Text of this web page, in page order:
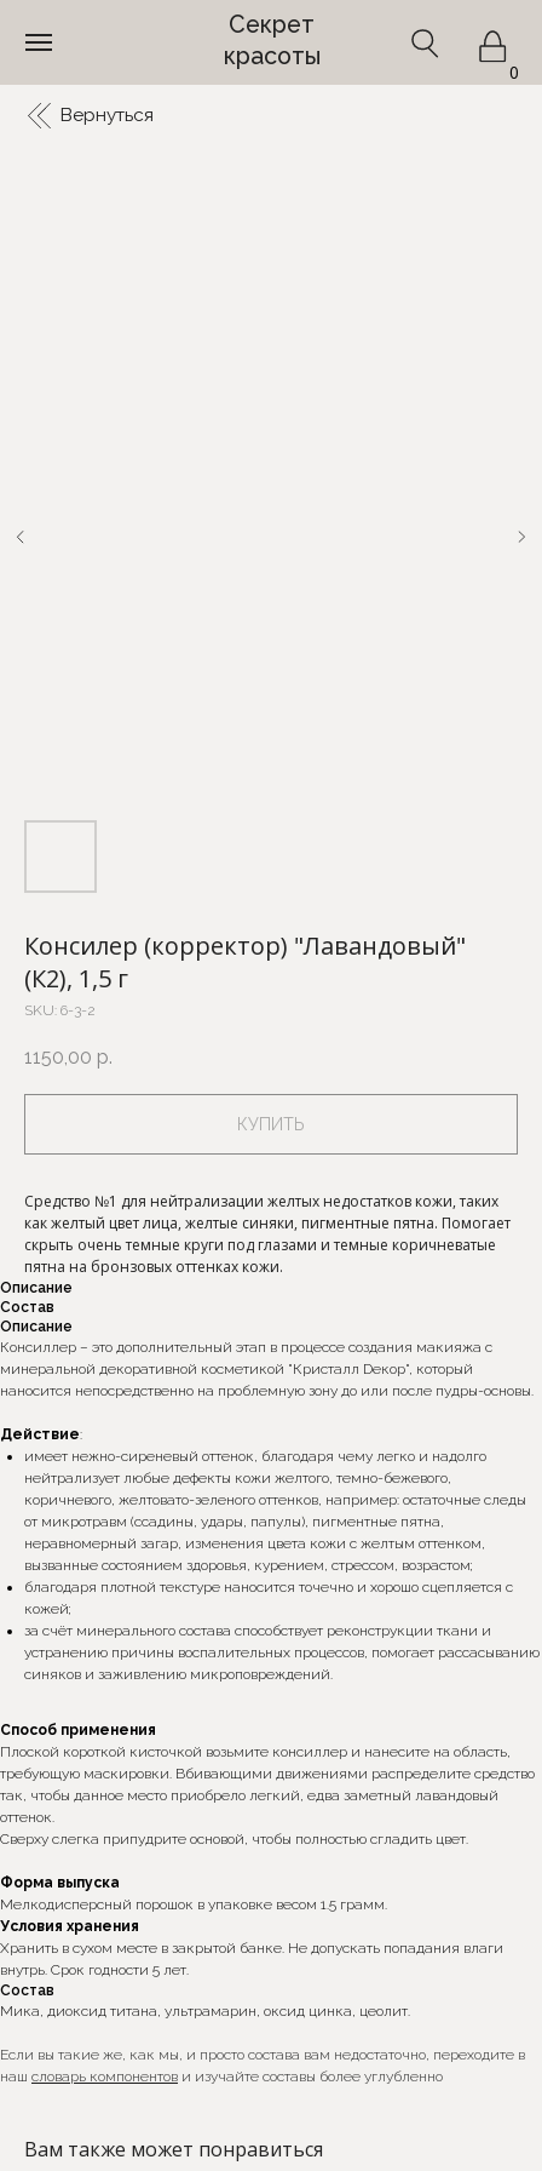
Вернуться
Консилер (корректор) "Лавандовый"
(К2), 1,5 г
SKU: 6-3-2
1150,00 р.
КУПИТЬ
Средство №1 для нейтрализации желтых недостатков кожи, таких
как желтый цвет лица, желтые синяки, пигментные пятна. Помогает
скрыть очень темные круги под глазами и темные коричневатые
пятна на бронзовых оттенках кожи.
Описание
Состав
Описание
Консиллер – это дополнительный этап в процессе создания макияжа с
минеральной декоративной косметикой "Кристалл Dекор", который
наносится непосредственно на проблемную зону до или после пудры-основы.
Действие:
имеет нежно-сиреневый оттенок, благодаря чему легко и надолго
нейтрализует любые дефекты кожи желтого, темно-бежевого,
коричневого, желтовато-зеленого оттенков, например: остаточные следы
от микротравм (ссадины, удары, папулы), пигментные пятна,
неравномерный загар, изменения цвета кожи с желтым оттенком,
вызванные состоянием здоровья, курением, стрессом, возрастом;
благодаря плотной текстуре наносится точечно и хорошо сцепляется с
кожей;
за счёт минерального состава способствует реконструкции ткани и
устранению причины воспалительных процессов, помогает рассасыванию
синяков и заживлению микроповреждений.
Способ применения
Плоской короткой кисточкой возьмите консиллер и нанесите на область,
требующую маскировки. Вбивающими движениями распределите средство
так, чтобы данное место приобрело легкий, едва заметный лавандовый
оттенок.
Сверху слегка припудрите основой, чтобы полностью сгладить цвет.
Форма выпуска
Мелкодисперсный порошок в упаковке весом 1.5 грамм.
Условия хранения
Хранить в сухом месте в закрытой банке. Не допускать попадания влаги
внутрь. Срок годности 5 лет.
Состав
Мика, диоксид титана, ультрамарин, оксид цинка, цеолит.
Если вы такие же, как мы, и просто состава вам недостаточно, переходите в
наш словарь компонентов и изучайте составы более углубленно
Вам также может понравиться
маркетплейс) и у других консультантов
Подпишитесь на наши новости, обещаем присылать